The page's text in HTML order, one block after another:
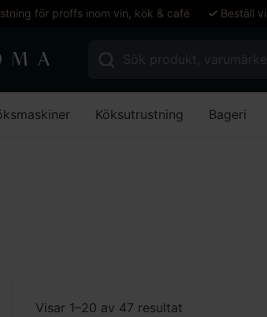
för proffs inom vin, kök & café Beställ
Sök efter:
Köksutrustning Bageri
Visar 1–20 av 47 resultat